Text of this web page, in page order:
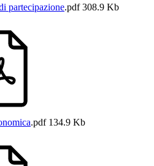
partecipazione.pdf308.9 Kb
.pdf134.9 Kb